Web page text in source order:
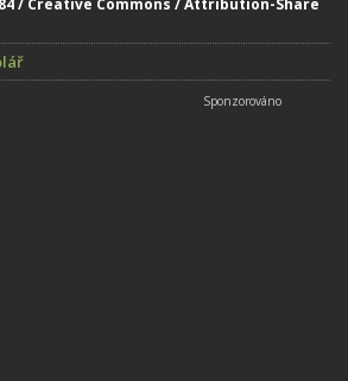
/ Creative Commons / Attribution-Share